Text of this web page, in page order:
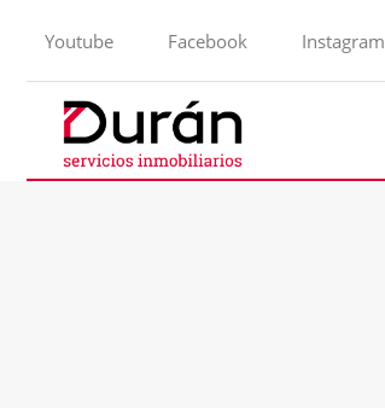
Youtube Facebook Instagram